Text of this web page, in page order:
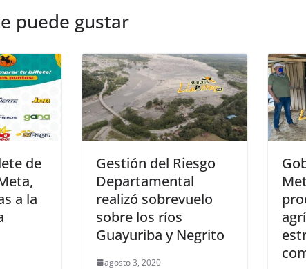
puede gustar
de
a la
Gestión del Riesgo
Departamental
realizó sobrevuelo
sobre los ríos
Guayuriba y Negrito
agosto 3, 2020